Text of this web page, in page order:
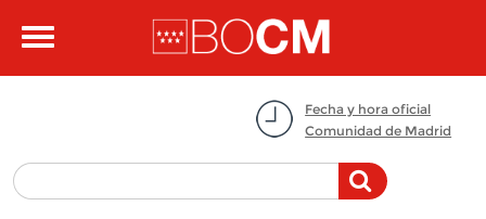
Toggle
Fecha y hora oficial
Comunidad de Madrid